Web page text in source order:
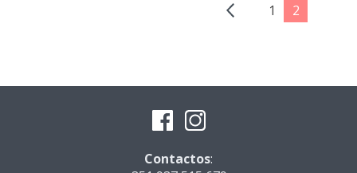
1 2
Contactos: